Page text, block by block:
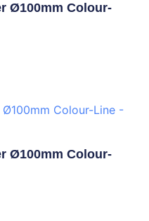
Ø100mm Colour-
Ø100mm Colour-